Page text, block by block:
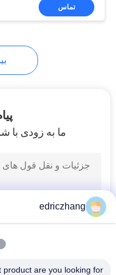
تماس
ما به زودی با
edriczhang
are you looking for?